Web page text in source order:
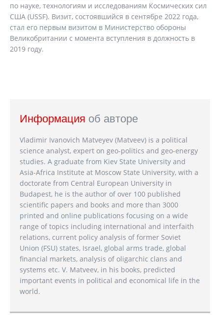
по науке, технологиям и исследованиям Космических сил
США (USSF). Визит, состоявшийся в сентябре 2022 года,
стал его первым визитом в Министерство обороны
Великобритании с момента вступления в должность в
2019 году.
Информация об авторе
Vladimir Ivanovich Matveyev (Matveev) is a political
science analyst, expert on geo-politics and geo-energy
studies. A graduate from Kiev State University and
Asia-Africa Institute at Moscow State University, with a
doctorate from Central European University in
Budapest, he is the author of over 100 published
scientific papers and books and more than 3000
printed and online publications focusing on a wide
range of topics including international and interfaith
relations, current policy analysis of former Soviet
Union (FSU) states, Israel, global arms trade, global
financial markets, analysis of oligarchic clans and
systems etc. V. Matveev, in his books, predicted
important events in political and economical life in the
world.